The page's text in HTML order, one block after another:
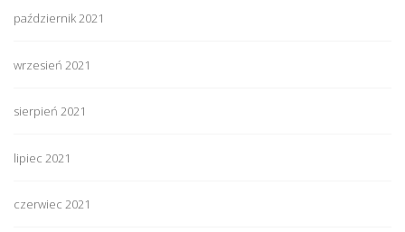
październik 2021
wrzesień 2021
sierpień 2021
lipiec 2021
czerwiec 2021